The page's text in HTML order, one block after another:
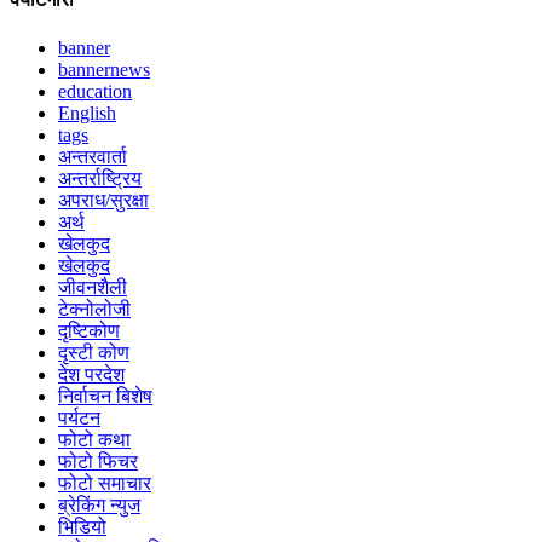
banner
bannernews
education
English
tags
अन्तरवार्ता
अन्तर्राष्ट्रिय
अपराध/सुरक्षा
अर्थ
खेलकुद
खेलकुद
जीवनशैली
टेक्नोलोजी
दृष्टिकोण
दृस्टी कोण
देश परदेश
निर्वाचन बिशेष
पर्यटन
फोटो कथा
फोटो फिचर
फोटो समाचार
ब्रेकिंग न्युज
भिडियो